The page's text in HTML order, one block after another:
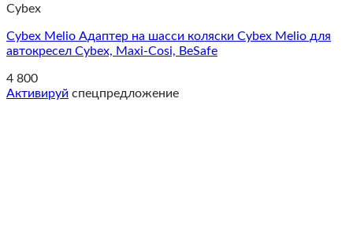
Cybex
Cybex Melio Адаптер на шасси коляски Cybex Melio для
автокресел Cybex, Maxi-Cosi, BeSafe
4 800
Активируй спецпредложение